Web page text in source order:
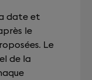
date et
le
Le
de la